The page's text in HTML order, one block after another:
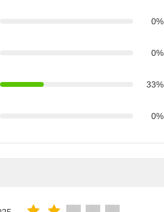
0%
0%
33%
0%